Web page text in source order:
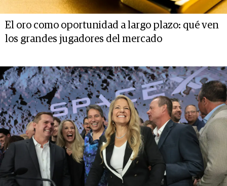
El oro como oportunidad a largo plazo: qué ven
los grandes jugadores del mercado